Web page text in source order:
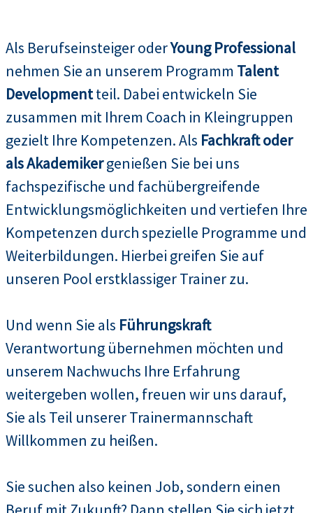
Als Berufseinsteiger oderYoung Professional
nehmen Sie an unserem Programm Talent
Developmentteil. Dabei entwickeln Sie
zusammen mit Ihrem Coach in Kleingruppen
gezielt Ihre Kompetenzen. Als Fachkraft oder
als Akademikergenießen Sie bei uns
fachspezifische und fachübergreifende
Entwicklungsmöglichkeiten und vertiefen Ihre
Kompetenzen durch spezielle Programme und
Weiterbildungen. Hierbei greifen Sie auf
unseren Pool erstklassiger Trainer zu.
Und wenn Sie als Führungskraft
Verantwortung übernehmen möchten und
unserem Nachwuchs Ihre Erfahrung
weitergeben wollen, freuen wir uns darauf,
Sie als Teil unserer Trainermannschaft
Willkommen zu heißen.
Sie suchen also keinen Job, sondern einen